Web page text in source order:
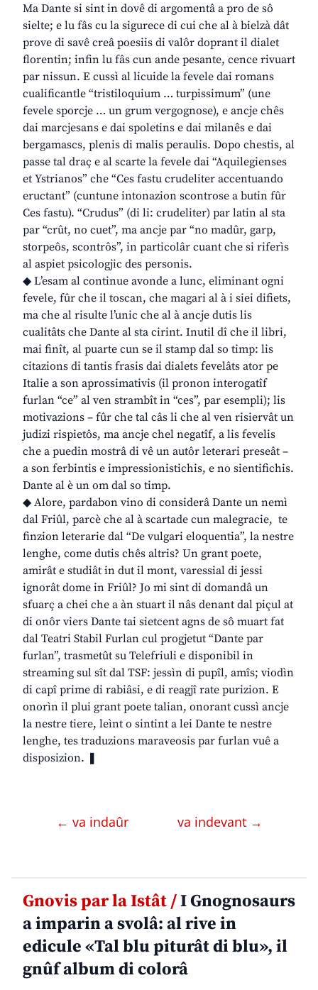
Ma Dante si sint in dovê di argomentâ a pro de sô
sielte; e lu fâs cu la sigurece di cui che al à bielzà dât
prove di savê creâ poesiis di valôr doprant il dialet
florentin; infin lu fâs cun ande pesante, cence rivuart
par nissun. E cussì al licuide la fevele dai romans
cualificantle “tristiloquium … turpissimum” (une
fevele sporcje … un grum vergognose), e ancje chês
dai marcjesans e dai spoletins e dai milanês e dai
bergamascs, plenis di malis peraulis. Dopo chestis, al
passe tal draç e al scarte la fevele dai “Aquilegienses
et Ystrianos” che “Ces fastu crudeliter accentuando
eructant” (cuntune intonazion scontrose a butin fûr
Ces fastu). “Crudus” (di li: crudeliter) par latin al sta
par “crût, no cuet”, ma ancje par “no madûr, garp,
storpeôs, scontrôs”, in particolâr cuant che si riferìs
al aspiet psicologjic des personis.
◆ L’esam al continue avonde a lunc, eliminant ogni
fevele, fûr che il toscan, che magari al à i siei difiets,
ma che al risulte l’unic che al à ancje dutis lis
cualitâts che Dante al sta cirint. Inutil dî che il libri,
mai finît, al puarte cun se il stamp dal so timp: lis
citazions di tantis frasis dai dialets fevelâts ator pe
Italie a son aprossimativis (il pronon interogatîf
furlan “ce” al ven strambît in “ces”, par esempli); lis
motivazions – fûr che tal câs li che al ven risiervât un
judizi rispietôs, ma ancje chel negatîf, a lis fevelis
che a puedin mostrâ di vê un autôr leterari preseât –
a son ferbintis e impressionistichis, e no sientifichis.
Dante al è un om dal so timp.
◆ Alore, pardabon vino di considerâ Dante un nemì
dal Friûl, parcè che al à scartade cun malegracie, te
finzion leterarie dal “De vulgari eloquentia”, la nestre
lenghe, come dutis chês altris? Un grant poete,
amirât e studiât in dut il mont, varessial di jessi
ignorât dome in Friûl? Jo mi sint di domandâ un
sfuarç a chei che a àn stuart il nâs denant dal piçul at
di onôr viers Dante tai sietcent agns de sô muart fat
dal Teatri Stabil Furlan cul progjetut “Dante par
furlan”, trasmetût su Telefriuli e disponibil in
streaming sul sît dal TSF: jessìn di pupîl, amîs; viodìn
di capî prime di rabiâsi, e di reagjî rate purizion. E
onorìn il plui grant poete talian, onorant cussì ancje
la nestre tiere, leìnt o sintint a lei Dante te nestre
lenghe, tes traduzions maraveosis par furlan vuê a
disposizion. ❚
← va indaûr va indevant →
Gnovis par la Istât /I Gnognosaurs
a imparin a svolâ: al rive in
edicule «Tal blu piturât di blu», il
gnûf album di colorâ